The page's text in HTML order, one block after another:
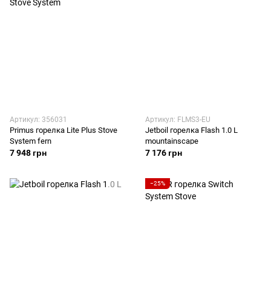
Артикул: 356031
Primus горелка Lite Plus Stove
System fern
7 948 грн
Артикул: FLMS3-EU
Jetboil горелка Flash 1.0 L
mountainscape
7 176 грн
−25%